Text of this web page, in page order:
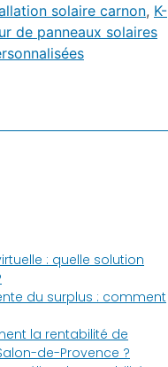
solaire carnon, K-
de panneaux solaires
: quelle solution
du surplus : comment
la rentabilité de
de-Provence ?